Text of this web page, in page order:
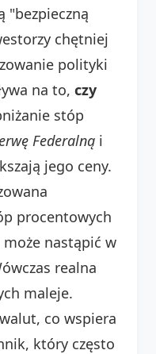
"bezpieczną
chętniej
polityki
na to, czy
stóp
Federalną i
jego ceny.
procentowych
może nastąpić w
realna
maleje.
co wspiera
który często